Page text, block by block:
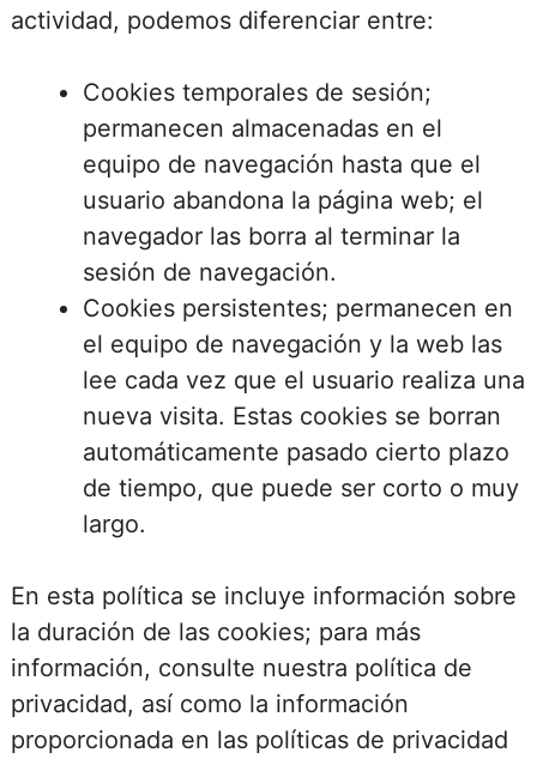
actividad, podemos diferenciar entre:
Cookies temporales de sesión;
permanecen almacenadas en el
equipo de navegación hasta que el
usuario abandona la página web; el
navegador las borra al terminar la
sesión de navegación.
Cookies persistentes; permanecen en
el equipo de navegación y la web las
lee cada vez que el usuario realiza una
nueva visita. Estas cookies se borran
automáticamente pasado cierto plazo
de tiempo, que puede ser corto o muy
largo.
En esta política se incluye información sobre
la duración de las cookies; para más
información, consulte nuestra política de
privacidad, así como la información
proporcionada en las políticas de privacidad